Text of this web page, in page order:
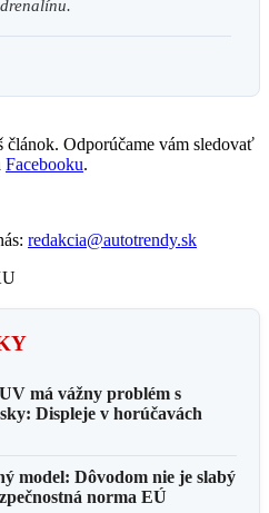
článok. Odporúčame vám sledovať
Facebooku.
redakcia@autotrendy.sk
má vážny problém s
Displeje v horúčavách
model: Dôvodom nie je slabý
norma EÚ